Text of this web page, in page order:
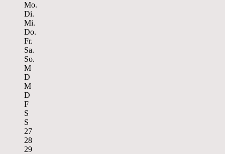
Mo.
Di.
Mi.
Do.
Fr.
Sa.
So.
M
D
M
D
F
S
S
27
28
29